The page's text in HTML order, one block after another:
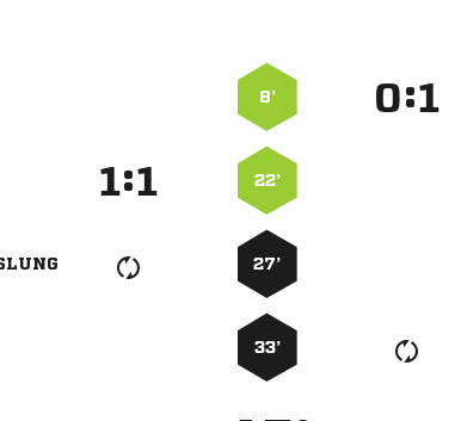
8’ :
: 22’
27’
33’